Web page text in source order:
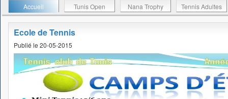
Accueil Tunis Open Nana Trophy Tennis Adultes
Ecole de Tennis
Publié le 20-05-2015